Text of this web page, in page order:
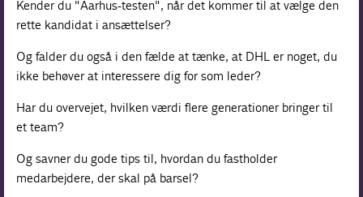
Kender du "Aarhus-testen", når det kommer til at vælge den
rette kandidat i ansættelser?
Og falder du også i den fælde at tænke, at DHL er noget, du
ikke behøver at interessere dig for som leder?
Har du overvejet, hvilken værdi flere generationer bringer til
et team?
Og savner du gode tips til, hvordan du fastholder
medarbejdere, der skal på barsel?